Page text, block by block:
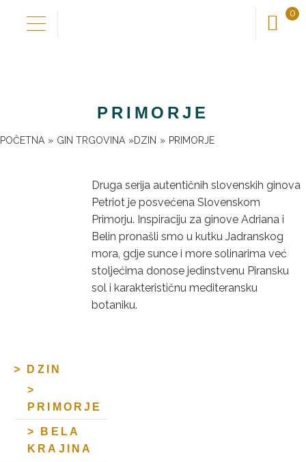
0
Naša priča
Nadogradi okuse
Novo kod nas
Trgovina
PRIMORJE
POČETNA » GIN TRGOVINA »DZIN » PRIMORJE
Druga serija autentičnih slovenskih ginova
Petriot je posvećena Slovenskom
Primorju. Inspiraciju za ginove Adriana i
Belin pronašli smo u kutku Jadranskog
mora, gdje sunce i more solinarima već
stoljećima donose jedinstvenu Piransku
sol i karakterističnu mediteransku
botaniku.
DZIN
PRIMORJE
BELA
KRAJINA